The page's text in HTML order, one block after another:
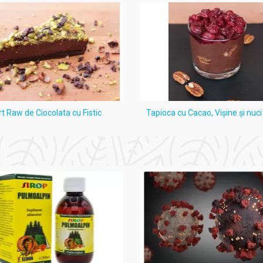
ajuta corpul nostru să ardă mai multe calorii, mai repede,
crește rata metabolică în repaus și crește rata de arsură
de catechină care generează termogeneză (rata la
cancerului la om.
care dăunează organismului.
esofagian și de stomac s-au dovedit a fi mai scăzute în
sau întârziere a diabetului uman și a complicațiilor care
cataracta diabetică. Ceaiul are, de asemenea, un efect de
de până la 15 ori și poate fi negru, verde sau oolong.
verde pot reduce cantitatea de glucoză care trece prin
din sânge atunci când ceaiul este luat împreună cu mesele.
sau mai multe cești de ceai pe zi poate reduce riscul de
este de până la 100 de ori mai puternică decât
Raw de Ciocolata cu Fistic Tapioca cu Cacao, Vişine şi nuci